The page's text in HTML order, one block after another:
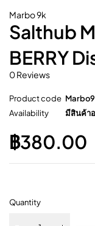
Marbo 9k
Salthub
BERRY
0 Reviews
Product code
Availability
มีสินค้าอ
฿380.00
Quantity